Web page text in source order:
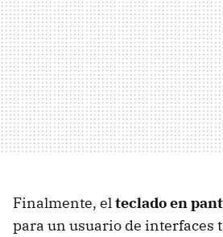
Finalmente, elteclado en
para un usuario de interfaces